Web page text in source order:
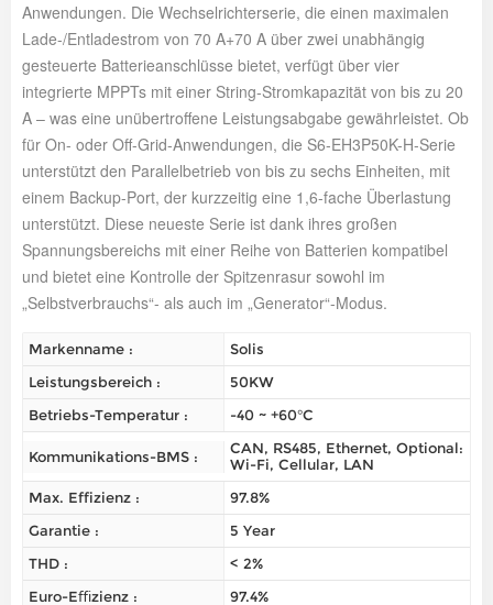
Anwendungen. Die Wechselrichterserie, die einen maximalen
Lade-/Entladestrom von 70 A+70 A über zwei unabhängig
gesteuerte Batterieanschlüsse bietet, verfügt über vier
integrierte MPPTs mit einer String-Stromkapazität von bis zu 20
A – was eine unübertroffene Leistungsabgabe gewährleistet. Ob
für On- oder Off-Grid-Anwendungen, die S6-EH3P50K-H-Serie
unterstützt den Parallelbetrieb von bis zu sechs Einheiten, mit
einem Backup-Port, der kurzzeitig eine 1,6-fache Überlastung
unterstützt. Diese neueste Serie ist dank ihres großen
Spannungsbereichs mit einer Reihe von Batterien kompatibel
und bietet eine Kontrolle der Spitzenrasur sowohl im
„Selbstverbrauchs“- als auch im „Generator“-Modus.
Markenname :
Solis
Leistungsbereich :
50KW
Betriebs-Temperatur :
-40 ~ +60°C
Kommunikations-BMS :
CAN, RS485, Ethernet, Optional:
Wi-Fi, Cellular, LAN
Max. Effizienz :
97.8%
Garantie :
5 Year
THD :
< 2%
Euro-Eﬃzienz :
97.4%